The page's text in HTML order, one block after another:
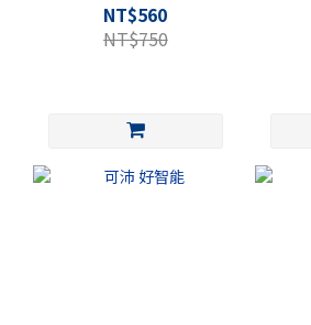
NT$560
NT$750